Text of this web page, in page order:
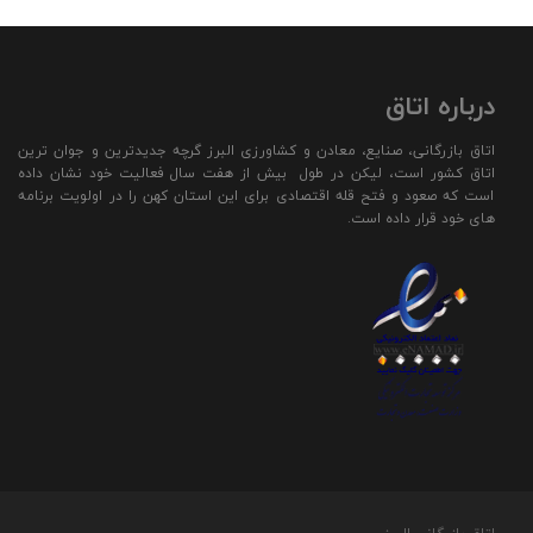
درباره اتاق
اتاق بازرگانی، صنایع، معادن و کشاورزی البرز گرچه جدیدترین و جوان ترین
اتاق کشور است، لیکن در طول بیش از هفت سال فعالیت خود نشان داده
است که صعود و فتح قله اقتصادی برای این استان کهن را در اولویت برنامه
های خود قرار داده است.